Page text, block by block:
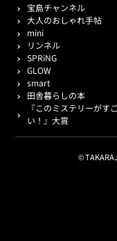
宝島チャンネル
大人のおしゃれ手帖
mini
リンネル
SPRiNG
GLOW
smart
田舎暮らしの本
『このミステリーがす
い！』大賞
©